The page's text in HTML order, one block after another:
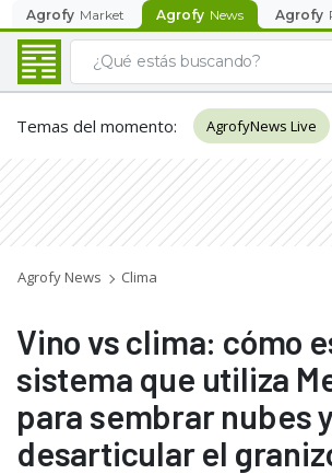
Agrofy Market Agrofy News Agrofy
Temas del momento: AgrofyNews Live
Agrofy News Clima
Vino vs clima: cómo
sistema que utiliza
para sembrar nubes y
desarticular el